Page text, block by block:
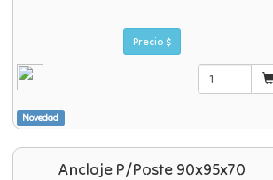
Precio $
Novedad
Anclaje P/poste 90x95x70